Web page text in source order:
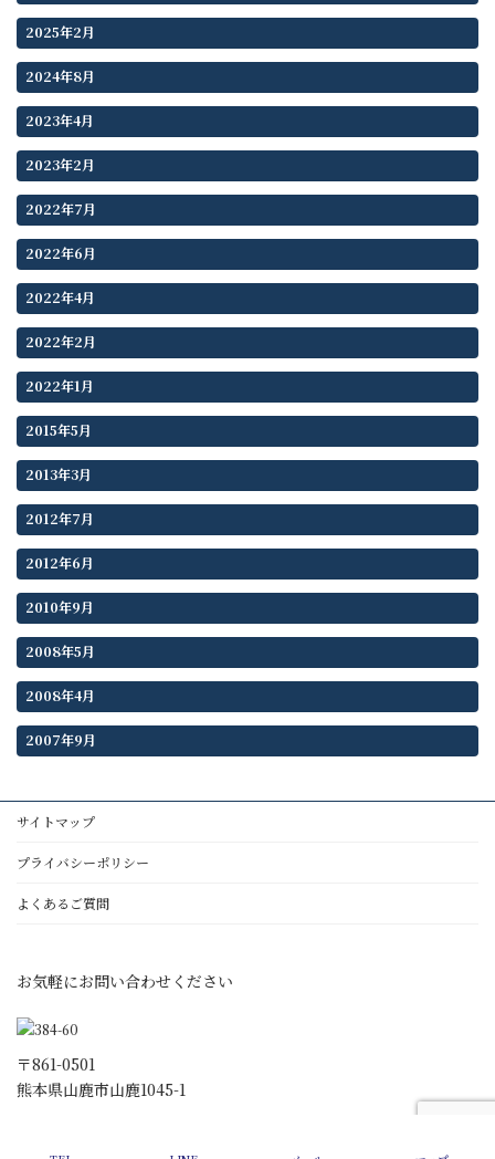
2025年2月
2024年8月
2023年4月
2023年2月
2022年7月
2022年6月
2022年4月
2022年2月
2022年1月
2015年5月
2013年3月
2012年7月
2012年6月
2010年9月
2008年5月
2008年4月
2007年9月
サイトマップ
プライバシーポリシー
よくあるご質問
お気軽にお問い合わせください
〒861-0501
熊本県山鹿市山鹿1045-1